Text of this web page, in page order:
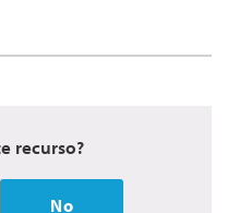
recurso?
No